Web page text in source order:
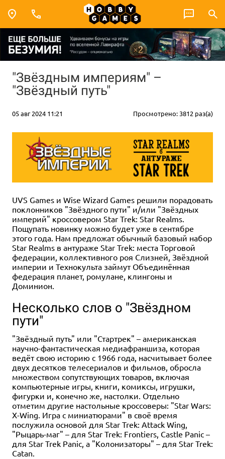
"Звёздным империям" –
"Звёздный путь"
05 авг 2024 11:21 Просмотрено: 3812 раз(а)
UVS Games и Wise Wizard Games решили порадовать
поклонников "Звёздного пути" и/или "Звёздных
империй" кроссовером Star Trek: Star Realms.
Пощупать новинку можно будет уже в сентябре
этого года. Нам предложат обычный базовый набор
Star Realms в антураже Star Trek: места Торговой
федерации, коллективного роя Слизней, Звёздной
империи и Технокульта займут Объединённая
федерация планет, ромулане, клингоны и
Доминион.
Несколько слов о "Звёздном
пути"
"Звёздный путь" или "Стартрек" – американская
научно-фантастическая медиафраншиза, которая
ведёт свою историю с 1966 года, насчитывает более
двух десятков телесериалов и фильмов, обросла
множеством сопутствующих товаров, включая
компьютерные игры, книги, комиксы, игрушки,
фигурки и, конечно же, настолки. Отдельно
отметим другие настольные кроссоверы: "Star Wars:
X-Wing. Игра с миниатюрами" в своё время
послужила основой для Star Trek: Attack Wing,
"Рыцарь-маг" – для Star Trek: Frontiers, Castle Panic –
для Star Trek Panic, а "Колонизаторы" – для Star Trek:
Catan.